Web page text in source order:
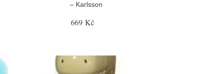
– Karlsson
669 Kč